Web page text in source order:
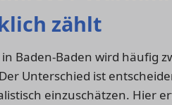
zählt
Baden-Baden wird häufig
Unterschied ist
einzuschätzen. Hier